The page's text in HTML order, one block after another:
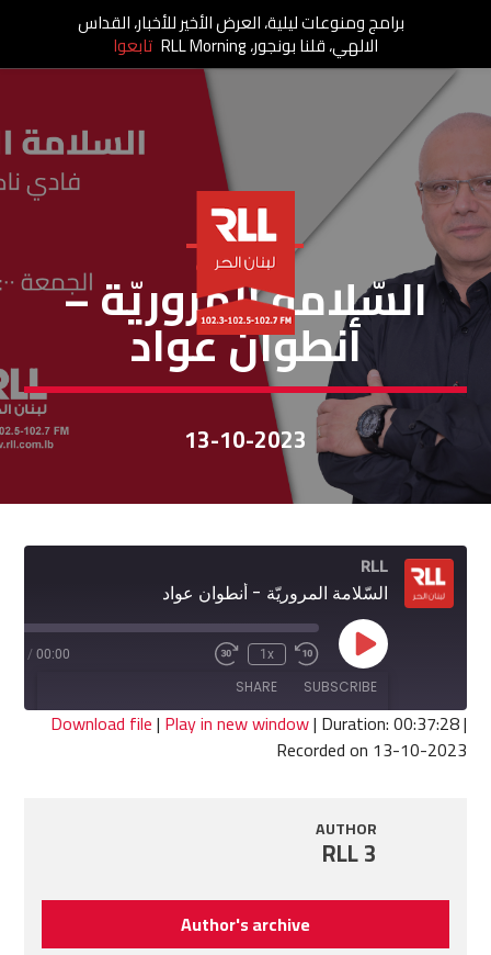
السلامة مرورية
السّلامة المروريّة –
أنطوان عواد
13-10-2023
RLL
السّلامة المروريّة - أنطوان عواد
Play
Episode
Rewind
10
Seconds
1x
Fast
seconds
00:00
/
SUBSCRIBE
SHARE
SHARE
Download file| Play in new window| Duration: 00:37:28|
Recorded on 13-10-2023
AUTHOR
RLL 3
Author's archive
برامج ومنوعات ليلية، العرض الأخير للأخبار، القداس
الالهي، قلنا بونجور، RLL Morning تابعوا